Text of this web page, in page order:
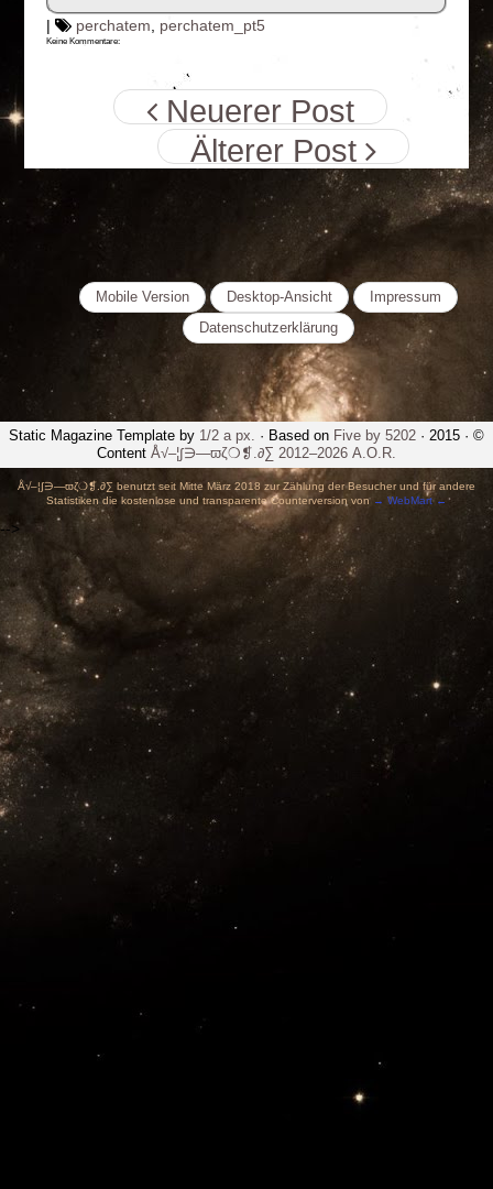
| perchatem perchatem_pt5
Keine Kommentare:
Neuerer Post
Älterer Post
Mobile Version Desktop-Ansicht
Impressum
Datenschutzerklärung
Static Magazine Template by 1/2 a px. · Based on Five by 5202 · 2015 · ©
Content Å√–¦∫∋—ϖζ❍❡.∂∑ 2012–2026 A.O.R.
Å√–¦∫∋—ϖζ❍❡.∂∑ benutzt seit Mitte März 2018 zur Zählung der Besucher und für andere
Statistiken die kostenlose und transparente Counterversion von→ WebMart ←
-->